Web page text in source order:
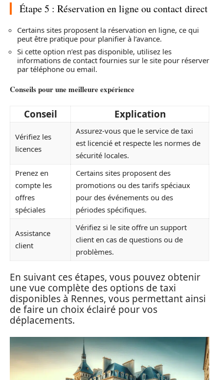
Étape 5 : Réservation en ligne ou contact direct
Certains sites proposent la réservation en ligne, ce qui
peut être pratique pour planifier à l’avance.
Si cette option n’est pas disponible, utilisez les
informations de contact fournies sur le site pour réserver
par téléphone ou email.
Conseils pour une meilleure expérience
Conseil Explication
Vérifiez les
licences
Assurez-vous que le service de taxi
est licencié et respecte les normes de
sécurité locales.
Prenez en
compte les
offres
spéciales
Certains sites proposent des
promotions ou des tarifs spéciaux
pour des événements ou des
périodes spécifiques.
Assistance
client
Vérifiez si le site offre un support
client en cas de questions ou de
problèmes.
En suivant ces étapes, vous pouvez obtenir
une vue complète des options de taxi
disponibles à Rennes, vous permettant ainsi
de faire un choix éclairé pour vos
déplacements.